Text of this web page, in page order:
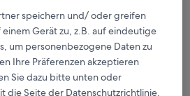
Queensland (SHQ) entfernt
Der
inkl. Steuern & Gebühren
9. Aug.–10. Aug.
speichern und/ oder greifen
Gerät zu, z.B. auf eindeutige
um personenbezogene Daten zu
Ihre Präferenzen akzeptieren
Sie dazu bitte unten oder
die Seite der Datenschutzrichtlinie.